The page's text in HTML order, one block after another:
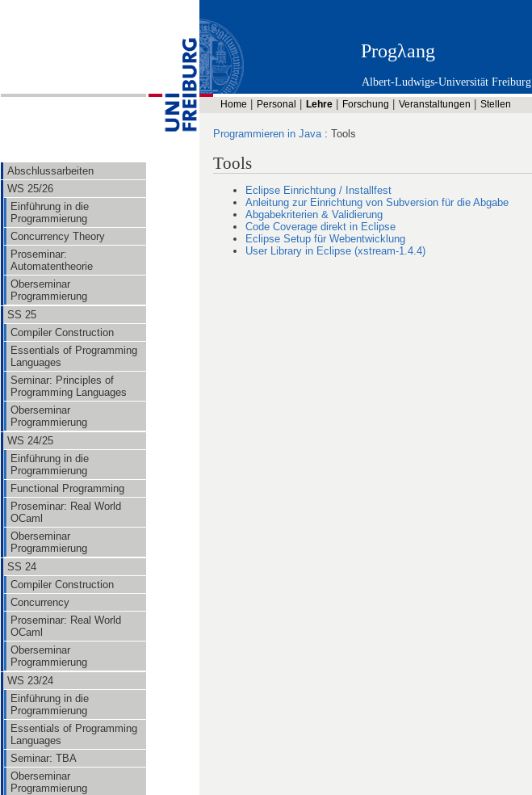
Abschlussarbeiten
WS 25/26
Einführung in die
Programmierung
Concurrency Theory
Proseminar:
Automatentheorie
Oberseminar
Programmierung
SS 25
Compiler Construction
Essentials of Programming
Languages
Seminar: Principles of
Programming Languages
Oberseminar
Programmierung
WS 24/25
Einführung in die
Programmierung
Functional Programming
Proseminar: Real World
OCaml
Oberseminar
Programmierung
SS 24
Compiler Construction
Concurrency
Proseminar: Real World
OCaml
Oberseminar
Programmierung
WS 23/24
Einführung in die
Programmierung
Essentials of Programming
Languages
Seminar: TBA
Oberseminar
Programmierung
Progλang
Albert-Ludwigs-Universität Freiburg
Home Personal Lehre Forschung Veranstaltungen Stellen
Programmieren in Java: Tools
Tools
Eclipse Einrichtung / Installfest
Anleitung zur Einrichtung von Subversion für die Abgabe
Abgabekriterien & Validierung
Code Coverage direkt in Eclipse
Eclipse Setup für Webentwicklung
User Library in Eclipse (xstream-1.4.4)